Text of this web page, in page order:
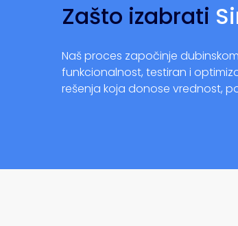
Zašto izabrati
Naš proces započinje
funkcionalnost, testiran i
rešenja koja donose vrednost,